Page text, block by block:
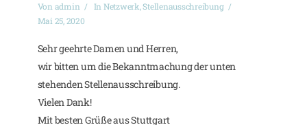
Von admin In Netzwerk,Stellenausschreibung
Mai 25, 2020
Sehr geehrte Damen und Herren,
wir bitten um die Bekanntmachung der unten
stehenden Stellenausschreibung.
Vielen Dank!
Mit besten Grüße aus Stuttgart